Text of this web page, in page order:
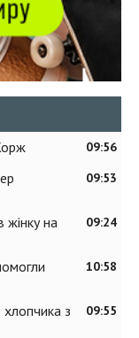
09:56
09:53
09:24
жінку на
10:58
09:55
з